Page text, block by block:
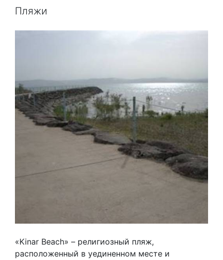
Пляжи
«Kinar Beach» – религиозный пляж,
расположенный в уединенном месте и